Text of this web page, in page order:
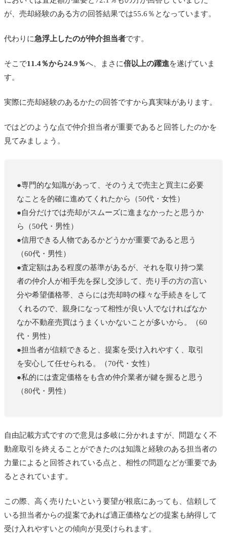
が、売却経験のある方の回答結果では55.6％となっています。
代わりに急浮上したのが仲介担当者です。
そこで11.4％から24.9％へ、まさに倍以上の躍進を遂げていま
す。
実際に売却経験のあるかたの回答ですから真実味があります。
ではどのような点で仲介担当者が重要であると回答したのかを
見てみましょう。
●専門的な知識があって、そのうえで売主と買主に必要
なことを的確に進めてくれたから（50代・女性）
●自分だけでは売却がスムーズに進まなかったと思うか
ら（50代・男性）
●信用できる人物であるかどうかが重要であると思う
（60代・男性）
●査定額はある程度の基準があるが、それを取り持つ業
者の仲介人が相手先を探し交渉して、売り手の方の言い
分や希望価格帯、さらには売却時の様々な手続きをして
くれるので、親身になって相性が良い人でなければなか
なか不動産売買はうまくいかないことが多いから。（60
代・男性）
●担当者が信頼できると、提案を受け入れやすく、取引
を安心して任せられる。（70代・女性）
●私的には査定価格をも含め仲介業者が鍵を握ると思う
（80代・男性）
自由記載方式ですので意見は多岐に分かれますが、問題なく不
動産取引を終えることができたのは知識と経験のある担当者の
力量によると回答されている点と、相性の問題などが重要であ
るとされています。
この際、高く売りたいという要望が根底にあっても、信頼して
いる担当者からの提案であれば適正価格などの提案も納得して
受け入れやすいとの傾向が見受けられます。